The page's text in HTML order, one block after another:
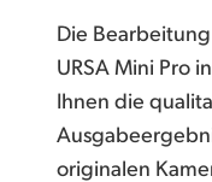
Die
URSA Mini Pro
Ihnen die
originalen